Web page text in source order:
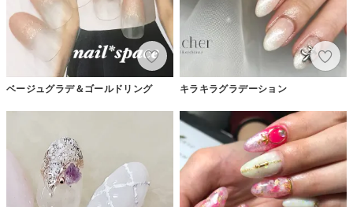
ベージュグラデ＆ゴールドリング キラキラグラデーション